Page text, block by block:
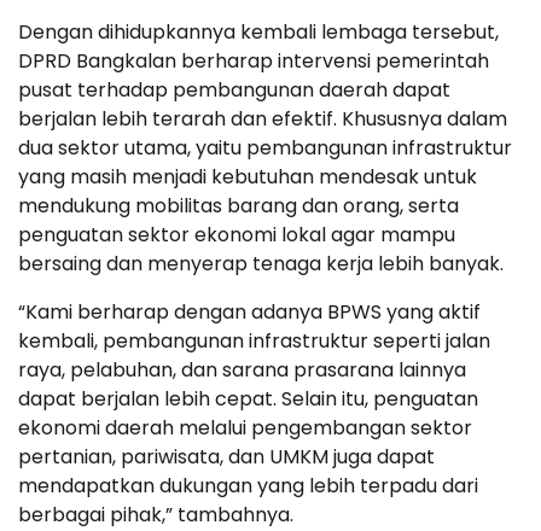
Dengan dihidupkannya kembali lembaga tersebut,
DPRD Bangkalan berharap intervensi pemerintah
pusat terhadap pembangunan daerah dapat
berjalan lebih terarah dan efektif. Khususnya dalam
dua sektor utama, yaitu pembangunan infrastruktur
yang masih menjadi kebutuhan mendesak untuk
mendukung mobilitas barang dan orang, serta
penguatan sektor ekonomi lokal agar mampu
bersaing dan menyerap tenaga kerja lebih banyak.
“Kami berharap dengan adanya BPWS yang aktif
kembali, pembangunan infrastruktur seperti jalan
raya, pelabuhan, dan sarana prasarana lainnya
dapat berjalan lebih cepat. Selain itu, penguatan
ekonomi daerah melalui pengembangan sektor
pertanian, pariwisata, dan UMKM juga dapat
mendapatkan dukungan yang lebih terpadu dari
berbagai pihak,” tambahnya.